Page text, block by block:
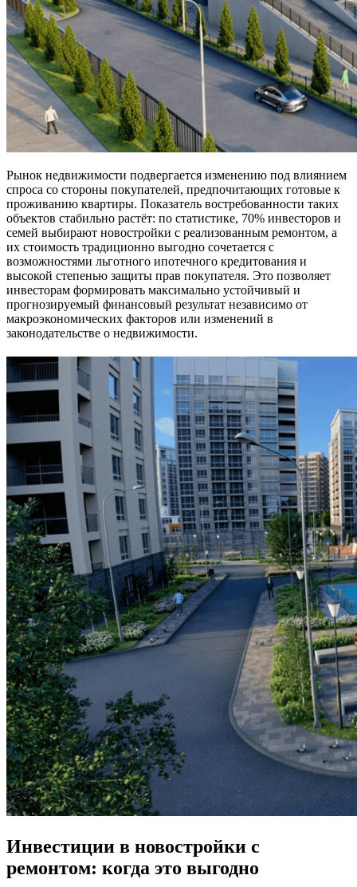
Рынок недвижимости подвергается изменению под влиянием
спроса со стороны покупателей, предпочитающих готовые к
проживанию квартиры. Показатель востребованности таких
объектов стабильно растёт: по статистике, 70% инвесторов и
семей выбирают новостройки с реализованным ремонтом, а
их стоимость традиционно выгодно сочетается с
возможностями льготного ипотечного кредитования и
высокой степенью защиты прав покупателя. Это позволяет
инвесторам формировать максимально устойчивый и
прогнозируемый финансовый результат независимо от
макроэкономических факторов или изменений в
законодательстве о недвижимости.
Инвестиции в новостройки с
ремонтом: когда это выгодно